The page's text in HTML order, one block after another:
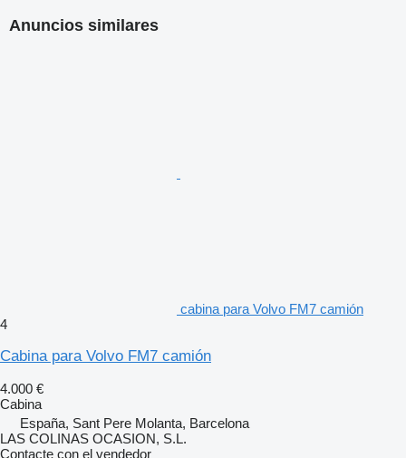
Anuncios similares
cabina para Volvo FM7 camión
4
Cabina para Volvo FM7 camión
4.000 €
Cabina
España, Sant Pere Molanta, Barcelona
LAS COLINAS OCASION, S.L.
Contacte con el vendedor